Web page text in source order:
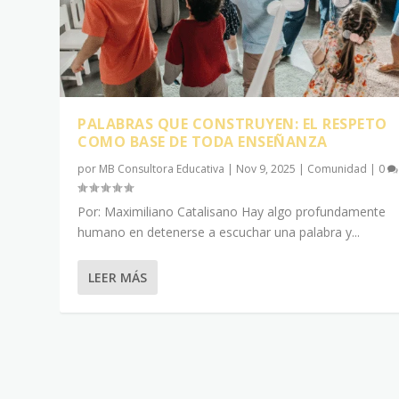
PALABRAS QUE CONSTRUYEN: EL RESPETO
COMO BASE DE TODA ENSEÑANZA
por MB Consultora Educativa | Nov 9, 2025 | Comunidad | 0
Por: Maximiliano Catalisano Hay algo profundamente
humano en detenerse a escuchar una palabra y...
LEER MÁS